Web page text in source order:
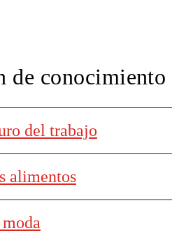
de conocimiento
del trabajo
alimentos